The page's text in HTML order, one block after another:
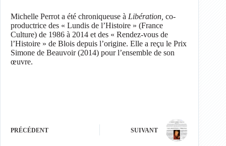
Michelle Perrot a été chroniqueuse à Libération, co-
productrice des « Lundis de l’Histoire » (France
Culture) de 1986 à 2014 et des « Rendez-vous de
l’Histoire » de Blois depuis l’origine. Elle a reçu le Prix
Simone de Beauvoir (2014) pour l’ensemble de son
œuvre.
PRÉCÉDENT SUIVANT